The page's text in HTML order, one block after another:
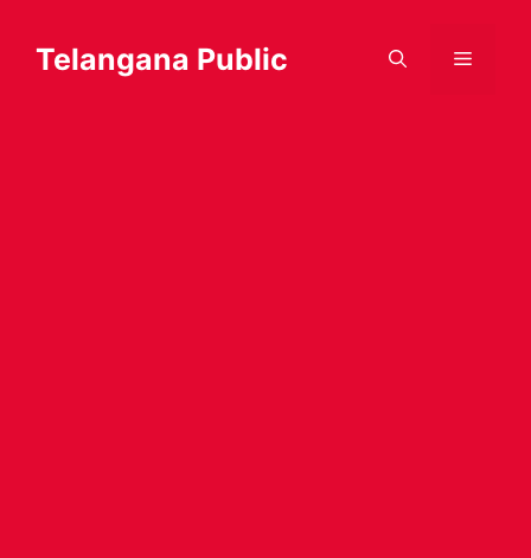
content
Telangana Public Menu